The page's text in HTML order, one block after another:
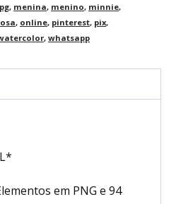
, menina, menino, minnie,
, online, pinterest, pix,
, whatsapp
em PNG e 94